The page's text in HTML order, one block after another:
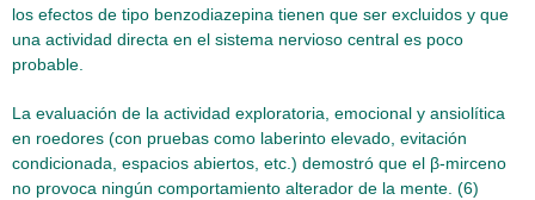
los efectos de tipo benzodiazepina tienen que ser excluidos y que
una actividad directa en el sistema nervioso central es poco
probable.
La evaluación de la actividad exploratoria, emocional y ansiolítica
en roedores (con pruebas como laberinto elevado, evitación
condicionada, espacios abiertos, etc.) demostró que el β-mirceno
no provoca ningún comportamiento alterador de la mente. (6)